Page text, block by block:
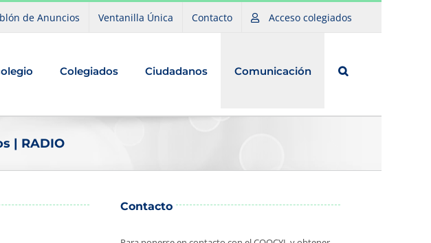
de Anuncios Ventanilla Única Contacto Acceso colegiados
Colegiados Ciudadanos Comunicación
| RADIO
Contacto